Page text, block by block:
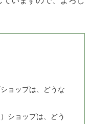
ョップは、どうな
ショップは、どう